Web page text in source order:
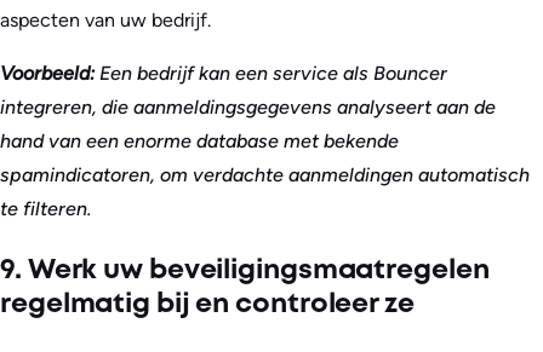
aspecten van uw bedrijf.
Voorbeeld: Een bedrijf kan een service als Bouncer
integreren, die aanmeldingsgegevens analyseert aan de
hand van een enorme database met bekende
spamindicatoren, om verdachte aanmeldingen automatisch
te filteren.
9. Werk uw beveiligingsmaatregelen
regelmatig bij en controleer ze